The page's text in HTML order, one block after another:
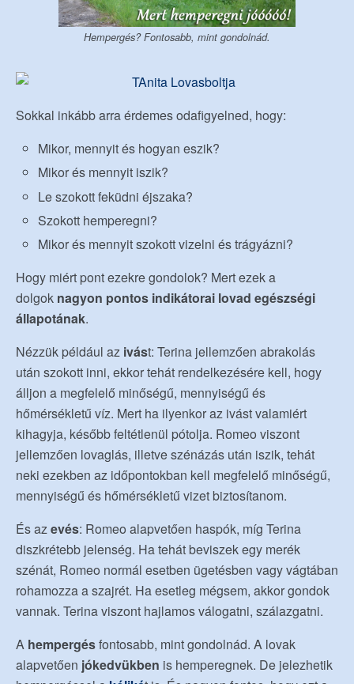
Hempergés? Fontosabb, mint gondolnád.
Sokkal inkább arra érdemes odafigyelned, hogy:
Mikor, mennyit és hogyan eszik?
Mikor és mennyit iszik?
Le szokott feküdni éjszaka?
Szokott hemperegni?
Mikor és mennyit szokott vizelni és trágyázni?
Hogy miért pont ezekre gondolok? Mert ezek a
dolgok nagyon pontos indikátorai lovad egészségi
állapotának.
Nézzük például az ivást: Terina jellemzően abrakolás
után szokott inni, ekkor tehát rendelkezésére kell, hogy
álljon a megfelelő minőségű, mennyiségű és
hőmérsékletű víz. Mert ha ilyenkor az ivást valamiért
kihagyja, később feltétlenül pótolja. Romeo viszont
jellemzően lovaglás, illetve szénázás után iszik, tehát
neki ezekben az időpontokban kell megfelelő minőségű,
mennyiségű és hőmérsékletű vizet biztosítanom.
És azevés: Romeo alapvetően haspók, míg Terina
diszkrétebb jelenség. Ha tehát beviszek egy merék
szénát, Romeo normál esetben ügetésben vagy vágtában
rohamozza a szajrét. Ha esetleg mégsem, akkor gondok
vannak. Terina viszont hajlamos válogatni, szálazgatni.
A hempergésfontosabb, mint gondolnád. A lovak
alapvetően jókedvükben is hemperegnek. De jelezhetik